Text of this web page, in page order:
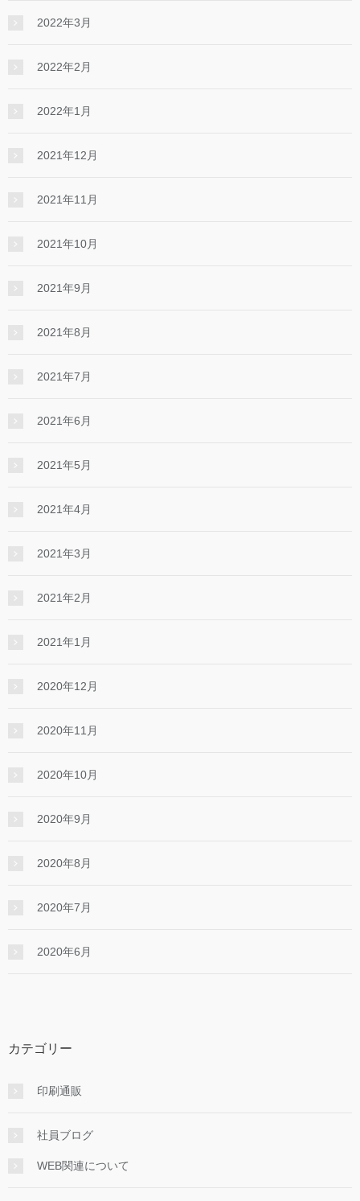
2022年3月
2022年2月
2022年1月
2021年12月
2021年11月
2021年10月
2021年9月
2021年8月
2021年7月
2021年6月
2021年5月
2021年4月
2021年3月
2021年2月
2021年1月
2020年12月
2020年11月
2020年10月
2020年9月
2020年8月
2020年7月
2020年6月
カテゴリー
印刷通販
社員ブログ
WEB関連について